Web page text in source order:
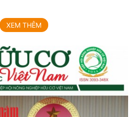
XEM THÊM